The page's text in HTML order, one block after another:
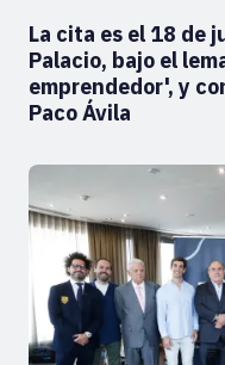
La cita es el 18 de
Palacio, bajo el
emprendedor', y
Paco Ávila